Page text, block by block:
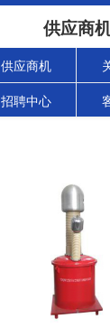
供应商
供应商机
招聘中心